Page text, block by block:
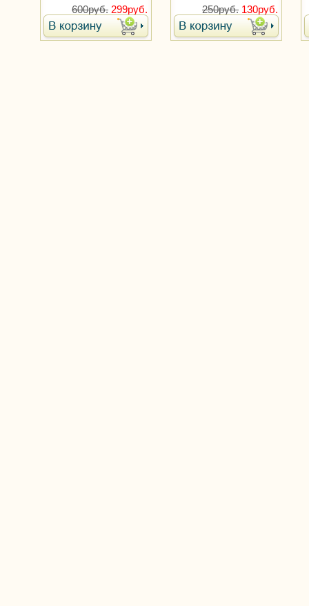
600руб. 299руб. 250руб. 130руб.